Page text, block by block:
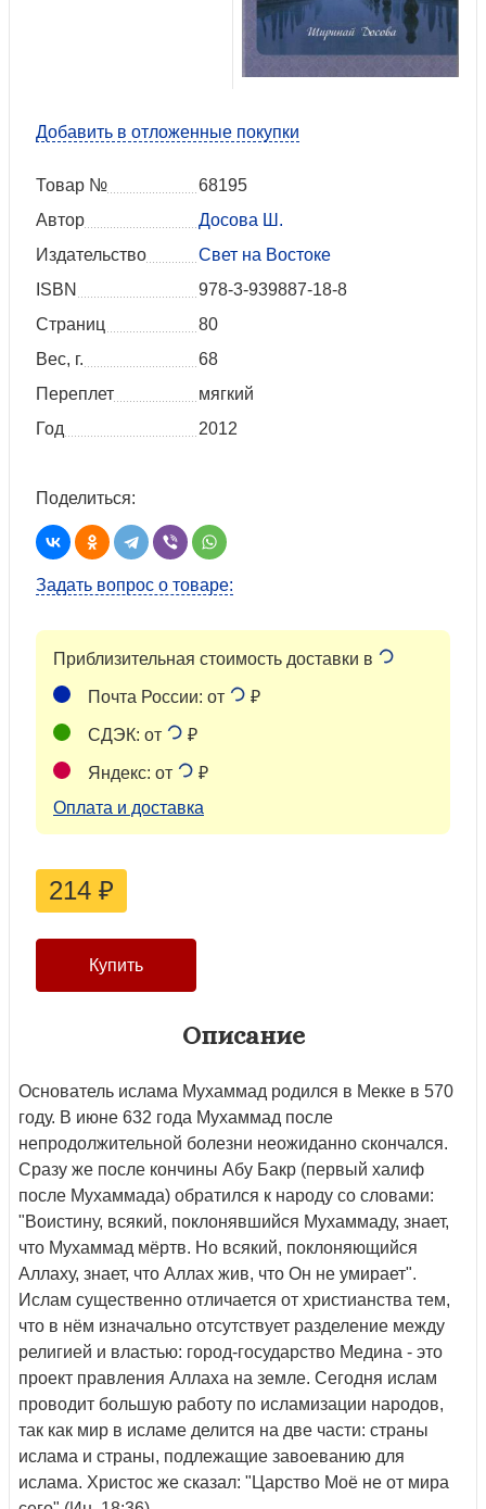
Добавить в отложенные покупки
Товар №
68195
Автор
Досова Ш.
Издательство
Свет на Востоке
ISBN
978-3-939887-18-8
Страниц
80
Вес, г.
68
Переплет
мягкий
Год
2012
Поделиться:
Задать вопрос о товаре:
Приблизительная стоимость доставки в
Почта России: от ₽
СДЭК: от ₽
Яндекс: от
₽
Оплата и доставка
214 ₽
Описание
Основатель ислама Мухаммад родился в Мекке в 570
году. В июне 632 года Мухаммад после
непродолжительной болезни неожиданно скончался.
Сразу же после кончины Абу Бакр (первый халиф
после Мухаммада) обратился к народу со словами:
"Воистину, всякий, поклонявшийся Мухаммаду, знает,
что Мухаммад мёртв. Но всякий, поклоняющийся
Аллаху, знает, что Аллах жив, что Он не умирает".
Ислам существенно отличается от христианства тем,
что в нём изначально отсутствует разделение между
религией и властью: город-государство Медина - это
проект правления Аллаха на земле. Сегодня ислам
проводит большую работу по исламизации народов,
так как мир в исламе делится на две части: страны
ислама и страны, подлежащие завоеванию для
ислама. Христос же сказал: "Царство Моё не от мира